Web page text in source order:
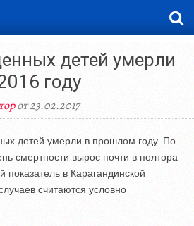
детей умерли
году
от 23.02.2017
детей умерли в прошлом году. По
смертности вырос почти в полтора
в Карагандинской
считаются условно